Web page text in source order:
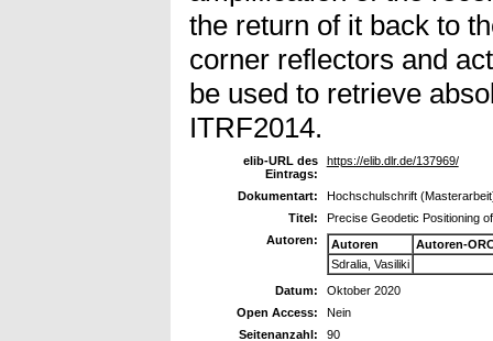
the return of it back to
corner reflectors and
be used to retrieve
ITRF2014.
elib-URL des
Eintrags:
https://elib.dlr.de/137969/
Dokumentart:
Hochschulschrift
Titel:
Precise Geodetic Positioning
Autoren:
Autoren
Autoren-
Sdralia, Vasiliki
Datum:
Oktober 2020
Open Access:
Nein
Seitenanzahl:
90